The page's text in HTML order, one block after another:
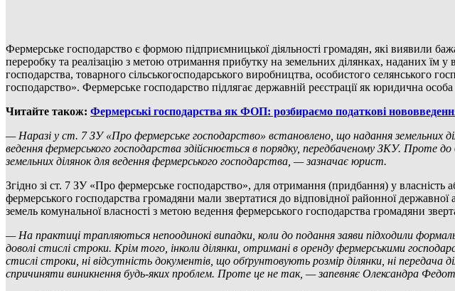
Фермерське господарство є формою підприємницької діяльності громадян, які виявили
переробку та реалізацію з метою отримання прибутку на земельних ділянках, наданих їм
господарства, товарного сільськогосподарського виробництва, особистого селянського
господарство». Фермерське господарство підлягає державній реєстрації як юридична
Читайте також: Фермерські господарства як ФОП: розбираємо податкові
— Наразі у ст. 7 ЗУ «Про фермерське господарство» встановлено, що надання земельних
ведення фермерського господарства здійснюється в порядку, передбаченому ЗКУ. Проте
земельних ділянок для ведення фермерського господарства, — зазначає юрист.
Згідно зі ст. 7 ЗУ «Про фермерське господарство», для отримання (придбання) у власність
фермерського господарства громадяни мали звертатися до відповідної районної державної
земель комунальної власності з метою ведення фермерського господарства громадяни
— На практиці трапляються непоодинокі випадки, коли до подання заяви підходили
доволі стислі строки. Крім того, інколи ділянки, отримані в оренду фермерськими
стислі строки, ні відсутність документів, що обґрунтовують розмір ділянки, ні передача
спричиняти виникнення будь-яких проблем. Проте це не так, — запевняє Олександра